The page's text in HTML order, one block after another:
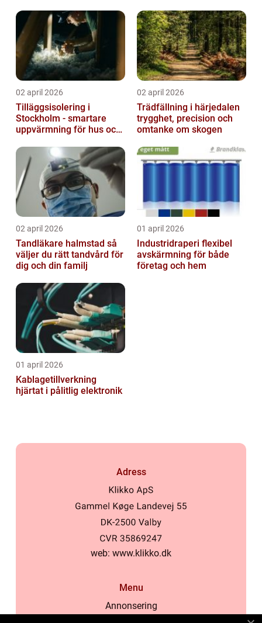
02 april 2026
Tilläggsisolering i
Stockholm - smartare
uppvärmning för hus och
02 april 2026
Trädfällning i härjedalen
trygghet, precision och
omtanke om skogen
02 april 2026
Tandläkare halmstad så
väljer du rätt tandvård för
dig och din familj
01 april 2026
Industridraperi flexibel
avskärmning för både
företag och hem
01 april 2026
Kablagetillverkning
hjärtat i pålitlig elektronik
Adress
web: www.klikko.dk
Menu
Annonsering